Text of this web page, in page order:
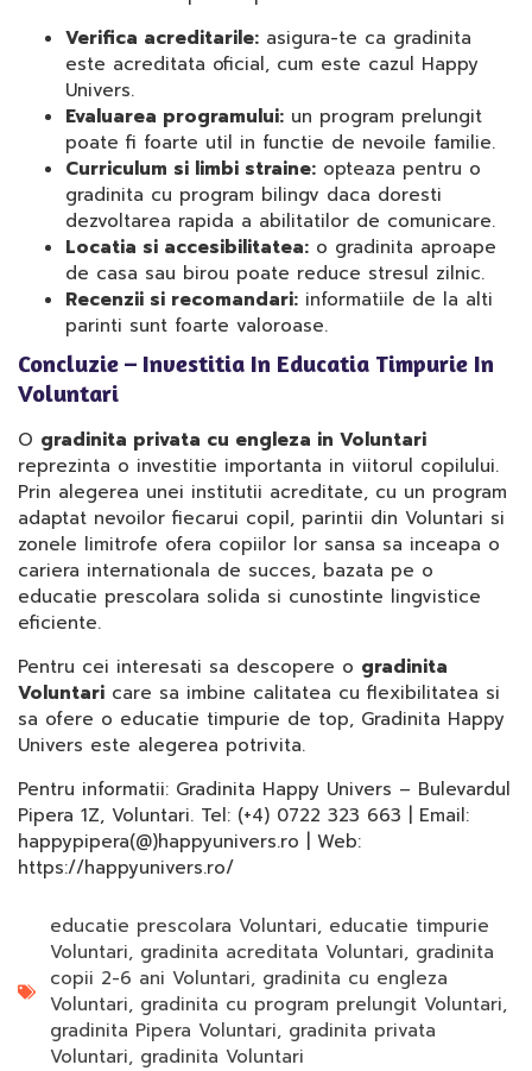
Verifica acreditarile: asigura-te ca gradinita
este acreditata oficial, cum este cazul Happy
Univers.
Evaluarea programului: un program prelungit
poate fi foarte util in functie de nevoile familie.
Curriculum si limbi straine: opteaza pentru o
gradinita cu program bilingv daca doresti
dezvoltarea rapida a abilitatilor de comunicare.
Locatia si accesibilitatea: o gradinita aproape
de casa sau birou poate reduce stresul zilnic.
Recenzii si recomandari: informatiile de la alti
parinti sunt foarte valoroase.
Concluzie – Investitia In Educatia Timpurie In
Voluntari
O gradinita privata cu engleza in Voluntari
reprezinta o investitie importanta in viitorul copilului.
Prin alegerea unei institutii acreditate, cu un program
adaptat nevoilor fiecarui copil, parintii din Voluntari si
zonele limitrofe ofera copiilor lor sansa sa inceapa o
cariera internationala de succes, bazata pe o
educatie prescolara solida si cunostinte lingvistice
eficiente.
Pentru cei interesati sa descopere o gradinita
Voluntari care sa imbine calitatea cu flexibilitatea si
sa ofere o educatie timpurie de top, Gradinita Happy
Univers este alegerea potrivita.
Pentru informatii: Gradinita Happy Univers – Bulevardul
Pipera 1Z, Voluntari. Tel: (+4) 0722 323 663 | Email:
happypipera(@)happyunivers.ro | Web:
https://happyunivers.ro/
educatie prescolara Voluntari, educatie timpurie
Voluntari, gradinita acreditata Voluntari, gradinita
copii 2-6 ani Voluntari, gradinita cu engleza
Voluntari, gradinita cu program prelungit Voluntari,
gradinita Pipera Voluntari, gradinita privata
Voluntari, gradinita Voluntari